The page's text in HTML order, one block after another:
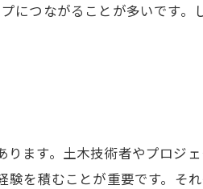
につながることが多いです。
ます。土木技術者やプロジ
を積むことが重要です。そ